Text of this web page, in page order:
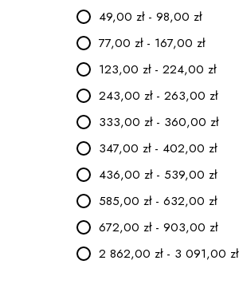
49,00 zł - 98,00 zł
77,00 zł - 167,00 zł
123,00 zł - 224,00 zł
243,00 zł - 263,00 zł
333,00 zł - 360,00 zł
347,00 zł - 402,00 zł
436,00 zł - 539,00 zł
585,00 zł - 632,00 zł
672,00 zł - 903,00 zł
2 862,00 zł - 3 091,00 zł